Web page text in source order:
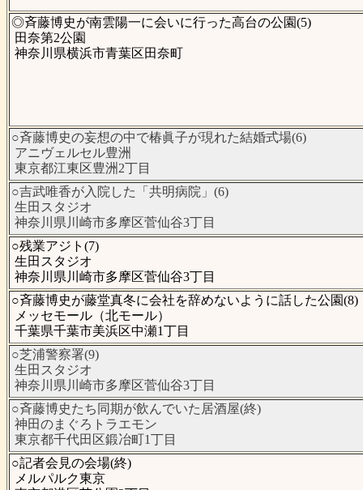
◎斉藤博史が南雲陽一に会いに行った高台の公園(5)
田奈第2公園
神奈川県横浜市青葉区田奈町
○斉藤博史の妄想の中で椿眞子が現れた結婚式場(6)
アニヴェルセル豊洲
東京都江東区豊洲2丁目
○吉武唯香が入院した「共明病院」(6)
生田スタジオ
神奈川県川崎市多摩区菅仙谷3丁目
○残業アジト(7)
生田スタジオ
神奈川県川崎市多摩区菅仙谷3丁目
○斉藤博史が藤堂真冬に会社を辞めないように話した公園(8)
メッセモール（北モール）
千葉県千葉市美浜区中瀬1丁目
○芝浦警察署(9)
生田スタジオ
神奈川県川崎市多摩区菅仙谷3丁目
○斉藤博史たち同期が飲んでいた居酒屋(終)
神田のまぐろトラエモン
東京都千代田区鍛冶町1丁目
○記者会見の会場(終)
メルパルク東京